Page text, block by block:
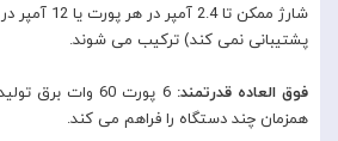
شارژ ممکن تا
پشتیبانی نمی کند) ترکیب می شوند.
فوق العاده قدرتمند:
6 پورت 60 وات
همزمان چند دستگاه را فراهم می کند.